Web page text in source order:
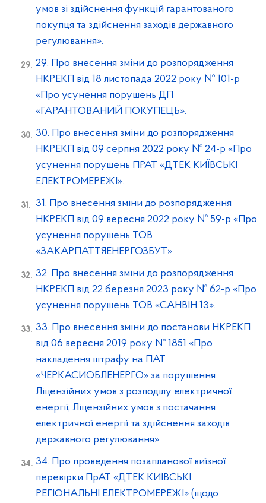
умов зі здійснення функцій гарантованого
покупця та здійснення заходів державного
регулювання».
29. Про внесення зміни до розпорядження
НКРЕКП від 18 листопада 2022 року № 101-р
«Про усунення порушень ДП
«ГАРАНТОВАНИЙ ПОКУПЕЦЬ».
30. Про внесення зміни до розпорядження
НКРЕКП від 09 серпня 2022 року № 24-р «Про
усунення порушень ПРАТ «ДТЕК КИЇВСЬКІ
ЕЛЕКТРОМЕРЕЖІ».
31. Про внесення зміни до розпорядження
НКРЕКП від 09 вересня 2022 року № 59-р «Про
усунення порушень ТОВ
«ЗАКАРПАТТЯЕНЕРГОЗБУТ».
32. Про внесення зміни до розпорядження
НКРЕКП від 22 березня 2023 року № 62-р «Про
усунення порушень ТОВ «САНВІН 13».
33. Про внесення зміни до постанови НКРЕКП
від 06 вересня 2019 року № 1851 «Про
накладення штрафу на ПАТ
«ЧЕРКАСИОБЛЕНЕРГО» за порушення
Ліцензійних умов з розподілу електричної
енергії, Ліцензійних умов з постачання
електричної енергії та здійснення заходів
державного регулювання».
34. Про проведення позапланової виїзної
перевірки ПрАТ «ДТЕК КИЇВСЬКІ
РЕГІОНАЛЬНІ ЕЛЕКТРОМЕРЕЖІ» (щодо